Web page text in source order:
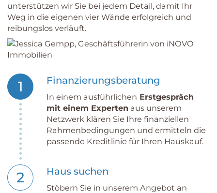
unterstützen wir Sie bei jedem Detail, damit Ihr
Weg in die eigenen vier Wände erfolgreich und
reibungslos verläuft.
1 Finanzierungsberatung
In einem ausführlichen Erstgespräch
mit einem Experten aus unserem
Netzwerk klären Sie Ihre finanziellen
Rahmenbedingungen und ermitteln die
passende Kreditlinie für Ihren Hauskauf.
2 Haus suchen
Stöbern Sie in unserem Angebot an